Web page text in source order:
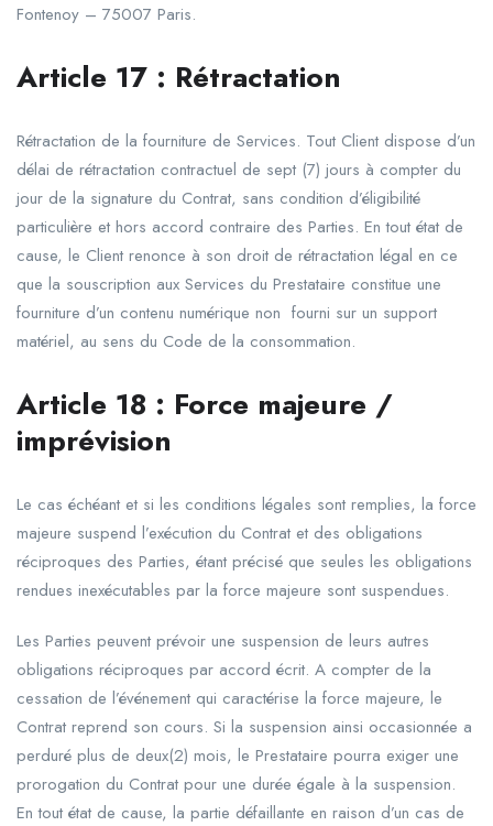
Fontenoy – 75007 Paris.
Article 17 : Rétractation
Rétractation de la fourniture de Services. Tout Client dispose d’un
délai de rétractation contractuel de sept (7) jours à compter du
jour de la signature du Contrat, sans condition d’éligibilité
particulière et hors accord contraire des Parties. En tout état de
cause, le Client renonce à son droit de rétractation légal en ce
que la souscription aux Services du Prestataire constitue une
fourniture d’un contenu numérique non fourni sur un support
matériel, au sens du Code de la consommation.
Article 18 : Force majeure /
imprévision
Le cas échéant et si les conditions légales sont remplies, la force
majeure suspend l’exécution du Contrat et des obligations
réciproques des Parties, étant précisé que seules les obligations
rendues inexécutables par la force majeure sont suspendues.
Les Parties peuvent prévoir une suspension de leurs autres
obligations réciproques par accord écrit. A compter de la
cessation de l’événement qui caractérise la force majeure, le
Contrat reprend son cours. Si la suspension ainsi occasionnée a
perduré plus de deux(2) mois, le Prestataire pourra exiger une
prorogation du Contrat pour une durée égale à la suspension.
En tout état de cause, la partie défaillante en raison d’un cas de